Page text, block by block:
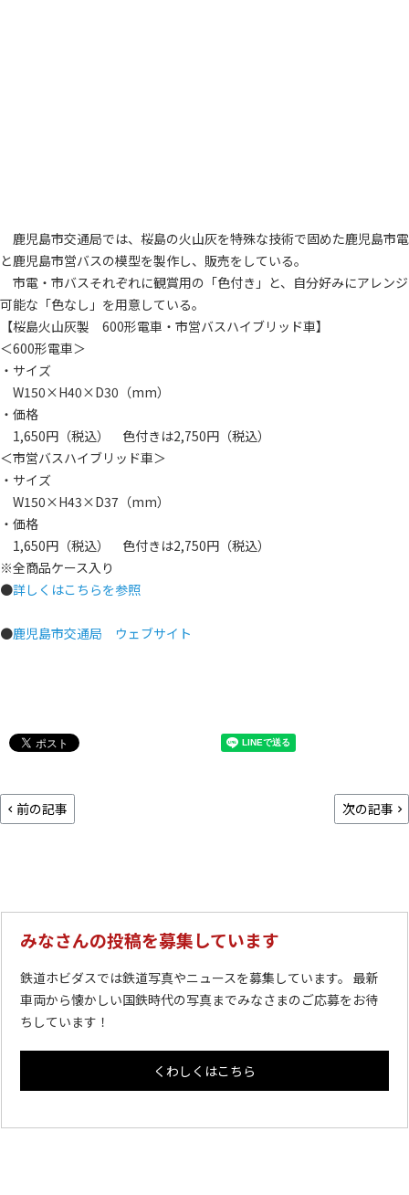
鹿児島市交通局では、桜島の火山灰を特殊な技術で固めた鹿児島市電
と鹿児島市営バスの模型を製作し、販売をしている。
市電・市バスそれぞれに観賞用の「色付き」と、自分好みにアレンジ
可能な「色なし」を用意している。
【桜島火山灰製 600形電車・市営バスハイブリッド車】
＜600形電車＞
・サイズ
W150×H40×D30（mm）
・価格
1,650円（税込） 色付きは2,750円（税込）
＜市営バスハイブリッド車＞
・サイズ
W150×H43×D37（mm）
・価格
1,650円（税込） 色付きは2,750円（税込）
※全商品ケース入り
●詳しくはこちらを参照
●鹿児島市交通局 ウェブサイト
前の記事 次の記事
みなさんの投稿を募集しています
鉄道ホビダスでは鉄道写真やニュースを募集しています。 最新
車両から懐かしい国鉄時代の写真までみなさまのご応募をお待
ちしています！
くわしくはこちら